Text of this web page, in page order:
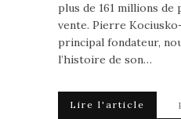
plus de 161 millions
vente. Pierre
principal fondateur,
l’histoire de son…
Lire l'article